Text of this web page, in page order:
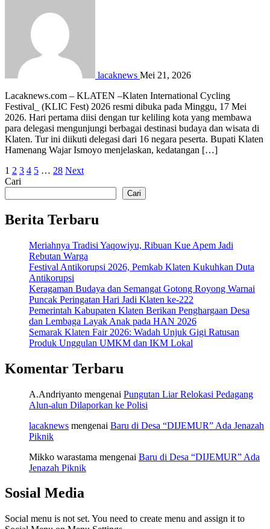
lacaknews Mei 21, 2026
Lacaknews.com – KLATEN –Klaten International Cycling
Festival_ (KLIC Fest) 2026 resmi dibuka pada Minggu, 17 Mei
2026. Hari pertama diisi dengan tur keliling kota yang membawa
para delegasi mengunjungi berbagai destinasi budaya dan wisata di
Klaten. Tur ini diikuti delegasi dari 16 negara peserta. Bupati Klaten
Hamenang Wajar Ismoyo menjelaskan, kedatangan […]
Paginasi
pos
1 2 3 4 5 … 28 Next
Cari
Cari
Berita Terbaru
Meriahnya Tradisi Yaqowiyu, Ribuan Kue Apem Jadi
Rebutan Warga
Festival Antikorupsi 2026, Pemkab Klaten Kukuhkan Duta
Antikorupsi
Keragaman Budaya dan Semangat Gotong Royong Warnai
Puncak Peringatan Hari Jadi Klaten ke-222
Pemerintah Kabupaten Klaten Berikan Penghargaan Desa
dan Lembaga Layak Anak pada HAN 2026
Semarak Klaten Fair 2026: Wadah Unjuk Gigi Ratusan
Produk Unggulan UMKM dan IKM Lokal
Komentar Terbaru
A.Andriyanto mengenai Pungutan Liar Relokasi Pedagang
Alun-alun Dilaporkan ke Polisi
lacaknews mengenai Baru di Desa “DIJEMUR” Ada Jenazah
Piknik
Mikko warastama mengenai Baru di Desa “DIJEMUR” Ada
Jenazah Piknik
Sosial Media
Social menu is not set. You need to create menu and assign it to